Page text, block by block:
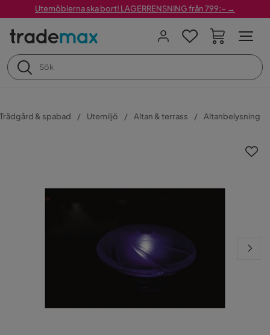
Utemöblerna ska bort! LAGERRENSNING från 799:– →
Trädgård & spabad Utemiljö Altan & terrass Altanbelysning